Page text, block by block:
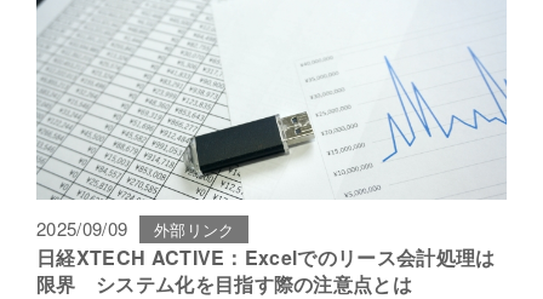
2025/09/09 外部リンク
日経XTECH ACTIVE：Excelでのリース会計処理は
限界 システム化を目指す際の注意点とは